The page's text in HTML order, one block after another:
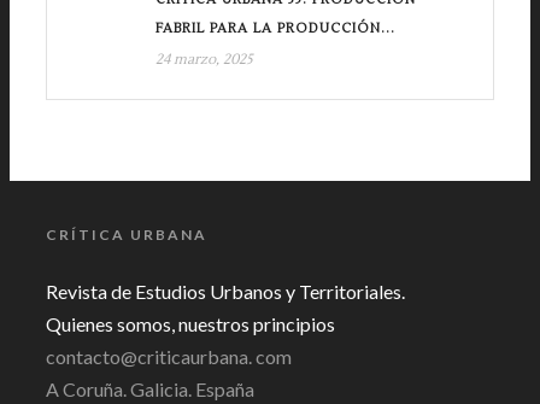
FABRIL PARA LA PRODUCCIÓN...
24 marzo, 2025
CRÍTICA URBANA
Revista de Estudios Urbanos y Territoriales.
Quienes somos, nuestros principios
contacto@criticaurbana. com
A Coruña. Galicia. España